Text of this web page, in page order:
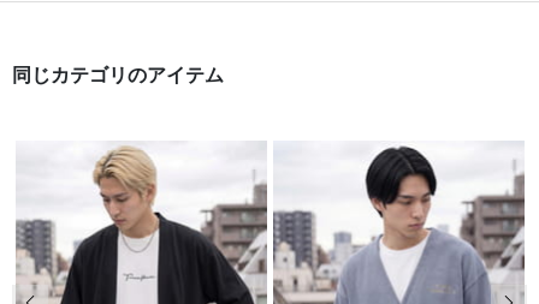
同じカテゴリのアイテム
前の画像 次